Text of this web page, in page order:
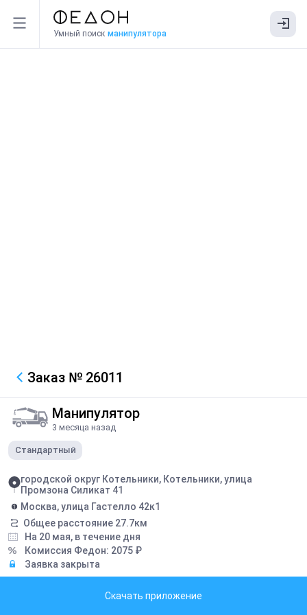
Умный поиск манипулятора
Заказ № 26011
Манипулятор
3 месяца назад
Стандартный
городской округ Котельники, Котельники, улица
Промзона Силикат 41
Москва, улица Гастелло 42к1
Общее расстояние 27.7км
На 20 мая, в течение дня
Комиссия Федон: 2075 ₽
Заявка закрыта
Скачать приложение